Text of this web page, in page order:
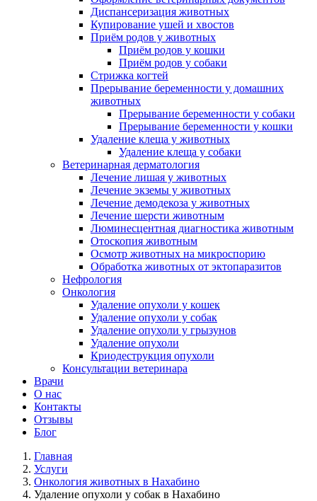
Диспансеризация животных
Купирование ушей и хвостов
Приём родов у животных
Приём родов у кошки
Приём родов у собаки
Стрижка когтей
Прерывание беременности у домашних
животных
Прерывание беременности у собаки
Прерывание беременности у кошки
Удаление клеща у животных
Удаление клеща у собаки
Ветеринарная дерматология
Лечение лишая у животных
Лечение экземы у животных
Лечение демодекоза у животных
Лечение шерсти животным
Люминесцентная диагностика животным
Отоскопия животным
Осмотр животных на микроспорию
Обработка животных от эктопаразитов
Нефрология
Онкология
Удаление опухоли у кошек
Удаление опухоли у собак
Удаление опухоли у грызунов
Удаление опухоли
Криодеструкция опухоли
Консультации ветеринара
Врачи
О нас
Контакты
Отзывы
Блог
Главная
Услуги
Онкология животных в Нахабино
Удаление опухоли у собак в Нахабино